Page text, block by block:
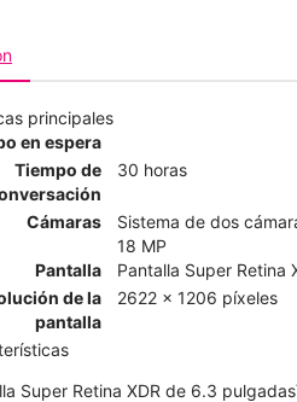
principales
en espera
Tiempo de
30 horas
Cámaras
Sistema de dos
18 MP
Pantalla
Pantalla Super Retina
de la
pantalla
2622 x 1206 píxeles
Super Retina XDR de 6.3